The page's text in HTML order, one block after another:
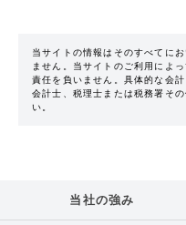
当サイトの情報はそのすべてに
ません。当サイトのご利用によ
責任を負いません。具体的な会
会計士、税理士または税務署そ
い。
当社の強み